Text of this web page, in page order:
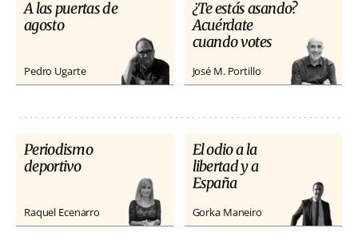
A las puertas de
agosto
Pedro Ugarte
¿Te estás asando?
Acuérdate
cuando votes
José M. Portillo
Periodismo
deportivo
Raquel Ecenarro
El odio a la
libertad y a
España
Gorka Maneiro